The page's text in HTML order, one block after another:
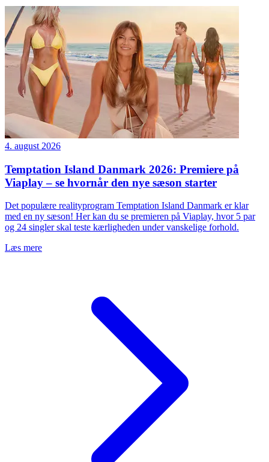
4. august 2026
Temptation Island Danmark 2026: Premiere på
Viaplay – se hvornår den nye sæson starter
Det populære realityprogram Temptation Island Danmark er klar
med en ny sæson! Her kan du se premieren på Viaplay, hvor 5 par
og 24 singler skal teste kærligheden under vanskelige forhold.
Læs mere